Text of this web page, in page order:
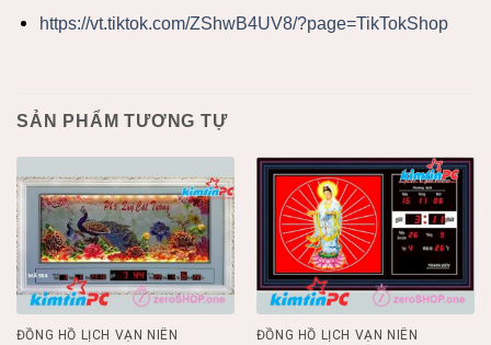
https://vt.tiktok.com/ZShwB4UV8/?page=TikTokShop
SẢN PHẨM TƯƠNG TỰ
ĐỒNG HỒ LỊCH VẠN NIÊN ĐỒNG HỒ LỊCH VẠN NIÊN